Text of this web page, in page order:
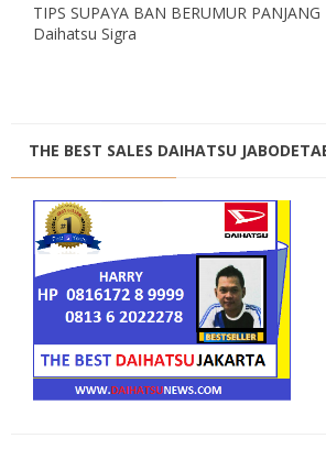
TIPS SUPAYA BAN BERUMUR PANJANG
Daihatsu Sigra
THE BEST SALES DAIHATSU